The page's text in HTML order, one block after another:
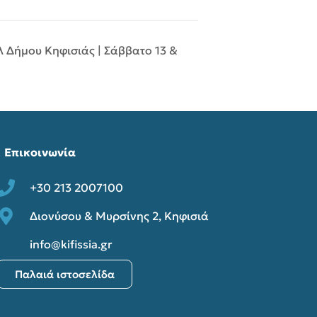
Κηφισιάς | Σάββατο 13 &
Επικοινωνία
+30 213 2007100
Διονύσου & Μυρσίνης 2, Κηφισιά
info@kifissia.gr
Παλαιά ιστοσελίδα